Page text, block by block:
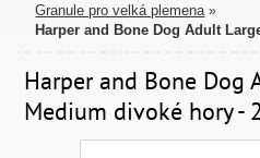
Granule pro velká plemena »
Harper and Bone Dog Adult
Harper and Bone Dog
Medium divoké hory -